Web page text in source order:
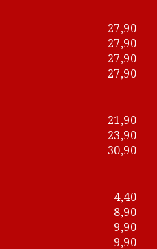
27,90
27,90
27,90
27,90
21,90
23,90
30,90
4,40
8,90
9,90
9,90